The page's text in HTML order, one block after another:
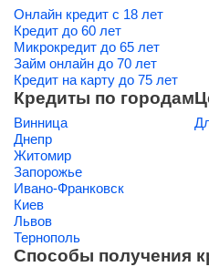
Онлайн кредит с 18 лет
Кредит до 60 лет
Микрокредит до 65 лет
Займ онлайн до 70 лет
Кредит на карту до 75 лет
Кредиты по городам
Винница
Днепр
Житомир
Запорожье
Ивано-Франковск
Киев
Львов
Тернополь
Способы получения